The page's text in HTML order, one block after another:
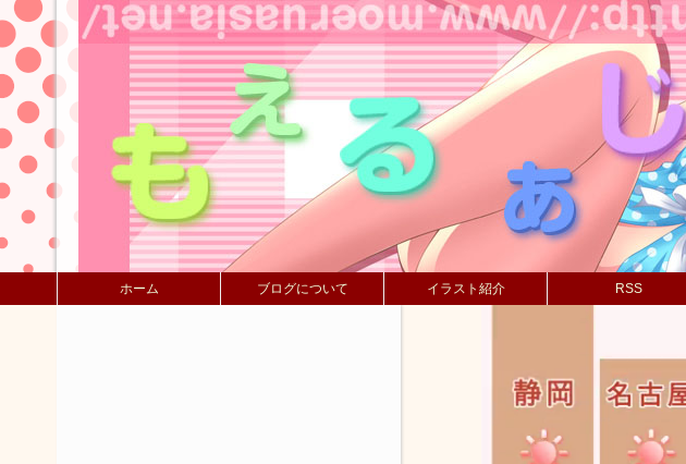
ホーム ブログについて イラスト紹介 RSS